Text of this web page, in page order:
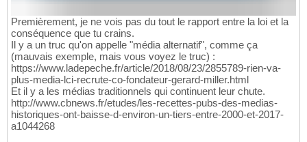
Premièrement, je ne vois pas du tout le rapport entre la loi et la
conséquence que tu crains.
Il y a un truc qu'on appelle "média alternatif", comme ça
(mauvais exemple, mais vous voyez le truc) :
https://www.ladepeche.fr/article/2018/08/23/2855789-rien-va-
plus-media-lci-recrute-co-fondateur-gerard-miller.html
Et il y a les médias traditionnels qui continuent leur chute.
http://www.cbnews.fr/etudes/les-recettes-pubs-des-medias-
historiques-ont-baisse-d-environ-un-tiers-entre-2000-et-2017-
a1044268